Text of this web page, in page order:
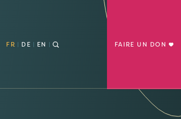
FR DE EN FAIRE UN DON